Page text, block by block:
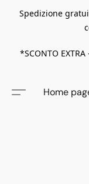
Spedizione
*SCONTO
Home